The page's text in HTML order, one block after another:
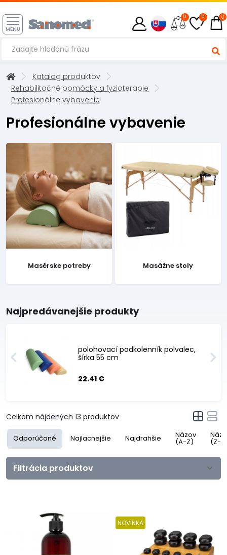
MENU
0 0 0
Katalog produktov
Rehabilitačné pomôcky a fyzioterapie
Profesionálne vybavenie
Profesionálne vybavenie
Masérske potreby Masážne stoly
Najpredávanejšie produkty
polohovací podkolenník polvalec,
šírka 55 cm
22.41 €
Celkom nájdených 13 produktov
Odporúčané Najlacnejšie Najdrahšie Názov
(A-Z) (Z-
Filtrácia produktov
NOVINKA